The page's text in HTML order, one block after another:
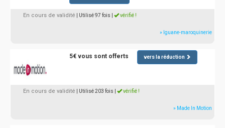
En cours de validité | Utilisé 97 fois vérifié !
» Iguane-maroquinerie
5€ vous sont offerts vers la réduction
En cours de validité | Utilisé 203 fois vérifié !
» Made In Motion